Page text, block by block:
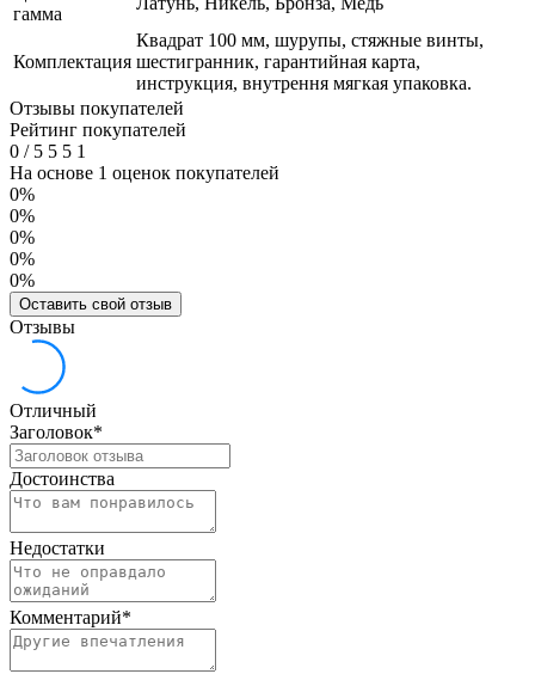
гамма
Комплектация
Квадрат 100 мм, шурупы, стяжные винты,
шестигранник, гарантийная карта,
инструкция, внутрення мягкая упаковка.
Отзывы покупателей
Рейтинг покупателей
0 /5 5 5 1
На основе 1 оценок покупателей
0%
0%
0%
0%
0%
Оставить свой отзыв
Отзывы
Отличный
Заголовок*
Достоинства
Недостатки
Комментарий*